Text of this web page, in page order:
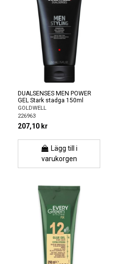
DUALSENSES MEN POWER
GEL Stark stadga 150ml
GOLDWELL
226963
207,10 kr
Lägg till i
varukorgen